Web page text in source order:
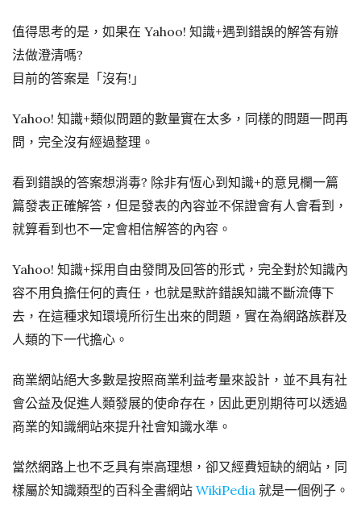
值得思考的是，如果在 Yahoo! 知識+遇到錯誤的解答有辦
法做澄清嗎?
目前的答案是「沒有!」
Yahoo! 知識+類似問題的數量實在太多，同樣的問題一問再
問，完全沒有經過整理。
看到錯誤的答案想消毒? 除非有恆心到知識+的意見欄一篇
篇發表正確解答，但是發表的內容並不保證會有人會看到，
就算看到也不一定會相信解答的內容。
Yahoo! 知識+採用自由發問及回答的形式，完全對於知識內
容不用負擔任何的責任，也就是默許錯誤知識不斷流傳下
去，在這種求知環境所衍生出來的問題，實在為網路族群及
人類的下一代擔心。
商業網站絕大多數是按照商業利益考量來設計，並不具有社
會公益及促進人類發展的使命存在，因此更別期待可以透過
商業的知識網站來提升社會知識水準。
當然網路上也不乏具有崇高理想，卻又經費短缺的網站，同
樣屬於知識類型的百科全書網站 WikiPedia 就是一個例子。